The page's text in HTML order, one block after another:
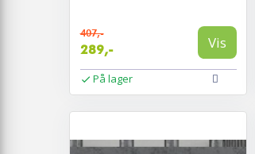
407,-
289,- Vis
På lager